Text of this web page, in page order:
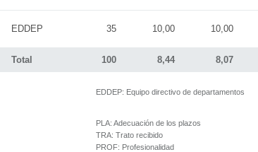
Total 100 8,44 8,07
EDDEP 35 10,00 10,00
EDDEP: Equipo directivo de departamentos
PLA: Adecuación de los plazos
TRA: Trato recibido
PROF: Profesionalidad